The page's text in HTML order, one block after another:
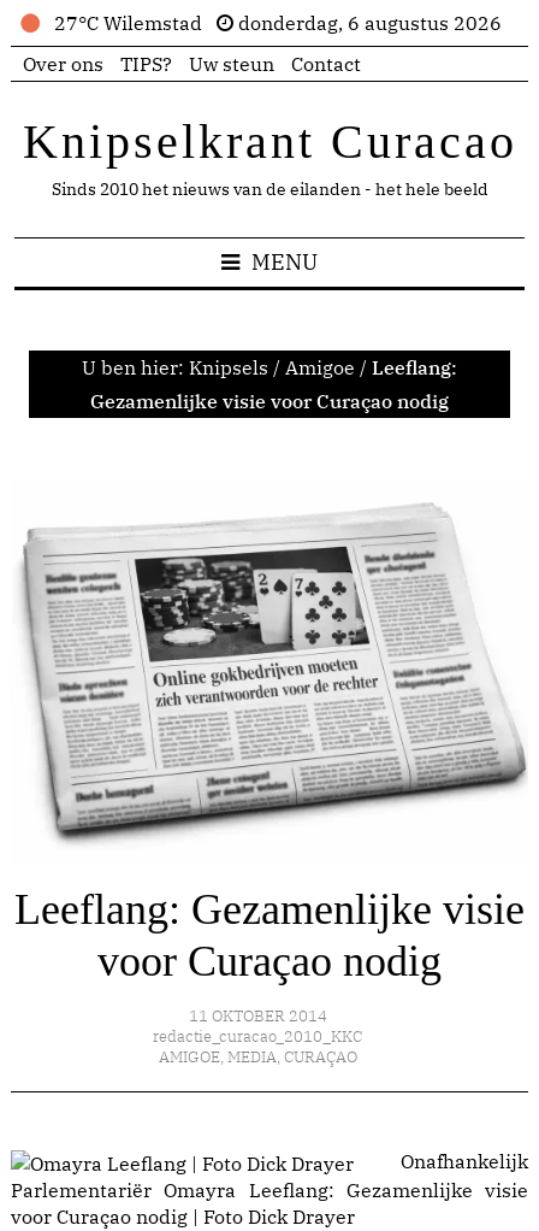
27°C Wilemstad
donderdag, 6 augustus 2026
Over ons
TIPS? Uw steun Contact
Knipselkrant Curacao
Sinds 2010 het nieuws van de eilanden - het hele beeld
MENU
U ben hier: Knipsels / Amigoe / Leeflang:
Gezamenlijke visie voor Curaçao nodig
Leeflang: Gezamenlijke visie
voor Curaçao nodig
11 OKTOBER 2014
redactie_curacao_2010_KKC
AMIGOE, MEDIA, CURAÇAO
Onafhankelijk
Parlementariër Omayra Leeflang: Gezamenlijke visie
voor Curaçao nodig | Foto Dick Drayer